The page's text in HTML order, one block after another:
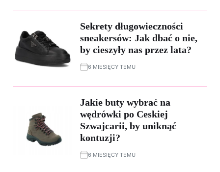
Sekrety długowieczności
sneakersów: Jak dbać o nie,
by cieszyły nas przez lata?
6 MIESIĘCY TEMU
Jakie buty wybrać na
wędrówki po Ceskiej
Szwajcarii, by uniknąć
kontuzji?
6 MIESIĘCY TEMU